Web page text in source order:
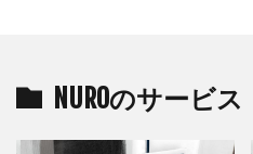
NUROのサービス